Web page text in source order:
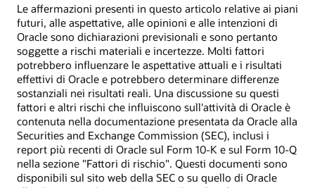
Le affermazioni presenti in questo articolo relative ai piani
futuri, alle aspettative, alle opinioni e alle intenzioni di
Oracle sono dichiarazioni previsionali e sono pertanto
soggette a rischi materiali e incertezze. Molti fattori
potrebbero influenzare le aspettative attuali e i risultati
effettivi di Oracle e potrebbero determinare differenze
sostanziali nei risultati reali. Una discussione su questi
fattori e altri rischi che influiscono sull'attività di Oracle è
contenuta nella documentazione presentata da Oracle alla
Securities and Exchange Commission (SEC), inclusi i
report più recenti di Oracle sul Form 10-K e sul Form 10-Q
nella sezione "Fattori di rischio". Questi documenti sono
disponibili sul sito web della SEC o su quello di Oracle